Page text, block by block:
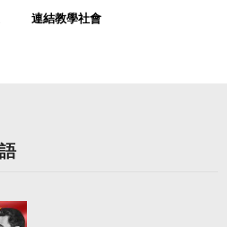
連結教學社會